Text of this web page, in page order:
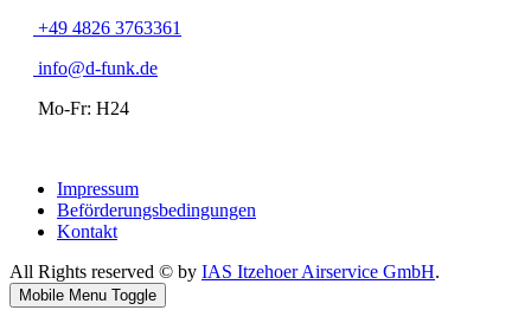
+49 4826 3763361
info@d-funk.de
Mo-Fr: H24
Impressum
Beförderungsbedingungen
Kontakt
All Rights reserved © by IAS Itzehoer Airservice GmbH.
Mobile Menu Toggle